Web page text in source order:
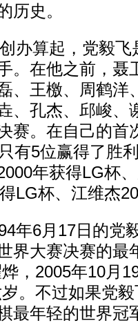
历史。
算起，党毅飞
。在他之前，聂
、王檄、周鹤洋
、孔杰、邱峻、
赛。在自己的首
有5位赢得了
年获得LG杯
LG杯、江维杰
6月17日的党
界大赛决赛的最
，2005年10月
。不过如果党
最年轻的世界冠